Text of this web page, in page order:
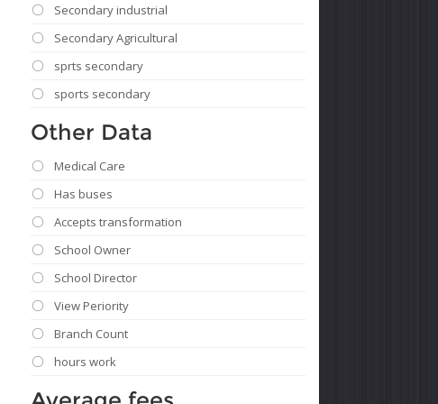
Secondary industrial
Secondary Agricultural
sprts secondary
sports secondary
Other Data
Medical Care
Has buses
Accepts transformation
School Owner
School Director
View Periority
Branch Count
hours work